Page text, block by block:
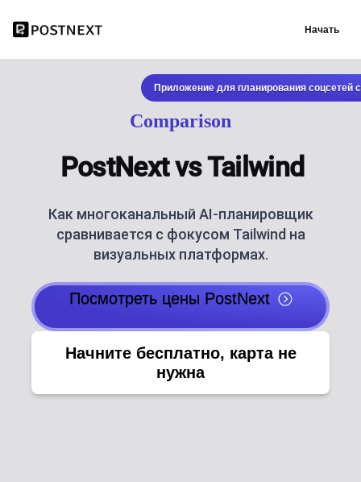
Начать
Приложение для планирования соцсетей
Comparison
PostNext vs Tailwind
Как многоканальный AI-планировщик
сравнивается с фокусом Tailwind на
визуальных платформах.
Посмотреть цены PostNext
Начните бесплатно, карта не
нужна